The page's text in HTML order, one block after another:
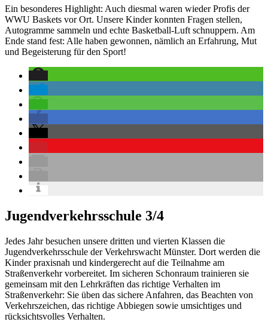
Ein besonderes Highlight: Auch diesmal waren wieder Profis der
WWU Baskets vor Ort. Unsere Kinder konnten Fragen stellen,
Autogramme sammeln und echte Basketball-Luft schnuppern. Am
Ende stand fest: Alle haben gewonnen, nämlich an Erfahrung, Mut
und Begeisterung für den Sport!
Jugendverkehrsschule 3/4
Jedes Jahr besuchen unsere dritten und vierten Klassen die
Jugendverkehrsschule der Verkehrswacht Münster. Dort werden die
Kinder praxisnah und kindergerecht auf die Teilnahme am
Straßenverkehr vorbereitet. Im sicheren Schonraum trainieren sie
gemeinsam mit den Lehrkräften das richtige Verhalten im
Straßenverkehr: Sie üben das sichere Anfahren, das Beachten von
Verkehrszeichen, das richtige Abbiegen sowie umsichtiges und
rücksichtsvolles Verhalten.